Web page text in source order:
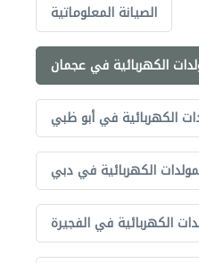
الصيانة المعلوماتية
الكهربائية في عجمان
الكهربائية في أبو ظبي
الكهربائية في دبي
الكهربائية في الفجيرة